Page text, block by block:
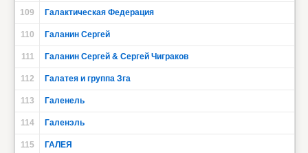
109 Галактическая Федерация
110 Галанин Сергей
111 Галанин Сергей & Сергей Чиграков
112 Галатея и группа Зга
113 Галенель
114 Галенэль
115 ГАЛЕЯ